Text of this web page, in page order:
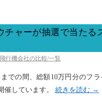
チャーが抽選で当たる
行機会社の比較/一覧
での間、総額10万円分のフ
催しています。 続きを読む →